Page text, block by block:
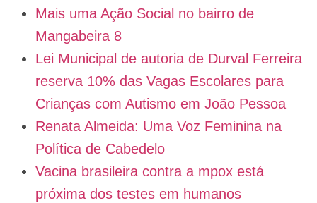
Mais uma Ação Social no bairro de
Mangabeira 8
Lei Municipal de autoria de Durval Ferreira
reserva 10% das Vagas Escolares para
Crianças com Autismo em João Pessoa
Renata Almeida: Uma Voz Feminina na
Política de Cabedelo
Vacina brasileira contra a mpox está
próxima dos testes em humanos